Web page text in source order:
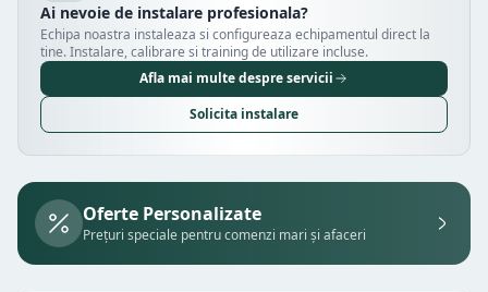
Ai nevoie de instalare profesionala?
Echipa noastra instaleaza si configureaza echipamentul direct la
tine. Instalare, calibrare si training de utilizare incluse.
Afla mai multe despre servicii
Solicita instalare
Oferte Personalizate
Prețuri speciale pentru comenzi mari și afaceri